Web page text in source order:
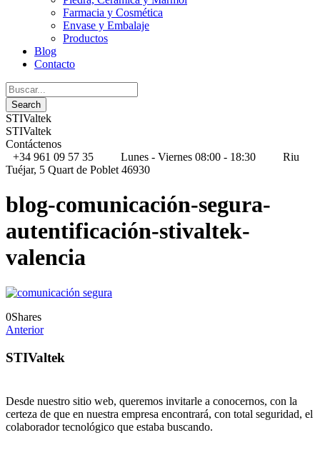
Farmacia y Cosmética
Envase y Embalaje
Productos
Blog
Contacto
STIValtek
STIValtek
Contáctenos
+34 961 09 57 35
Lunes - Viernes 08:00 - 18:30
Riu
Tuéjar, 5 Quart de Poblet 46930
blog-comunicación-segura-
autentificación-stivaltek-
valencia
0Shares
Anterior
STIValtek
Desde nuestro sitio web, queremos invitarle a conocernos, con la
certeza de que en nuestra empresa encontrará, con total seguridad, el
colaborador tecnológico que estaba buscando.